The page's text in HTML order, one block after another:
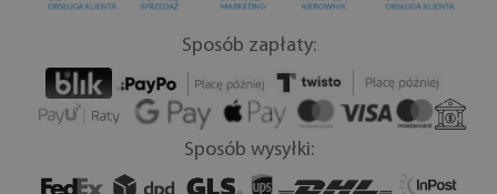
Sposób zapłaty:
Sposób wysyłki: